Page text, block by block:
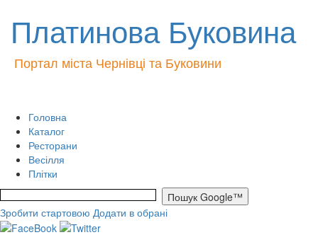
Платинова Буковина
Портал міста Чернівці та Буковини
Головна
Каталог
Ресторани
Весілля
Плітки
Зробити стартовою Додати в обрані